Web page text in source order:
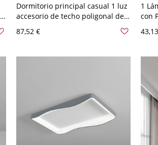
Dormitorio principal casual 1 luz
accesorio de techo poligonal de
LED/incandescente/fluorescente,
polimerizado, 110V-120V, gris
87,52 €
1
con